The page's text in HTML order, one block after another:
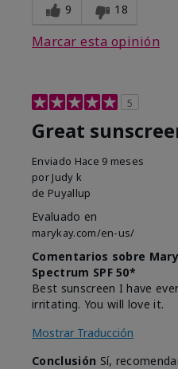
9 18
Marcar esta opinión
5
Great
Enviado Hace 9 meses
por Judy k
de Puyallup
Evaluado en
marykay.com/en-us/
Comentarios sobre
Spectrum SPF 50*
Best sunscreen I have
irritating. You will love it.
Mostrar Traducción
Conclusión Sí,